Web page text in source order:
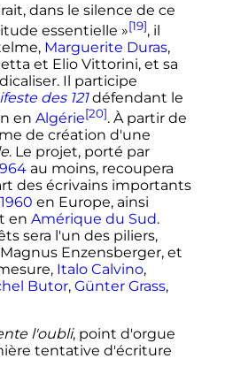
dans le silence de ce
essentielle »[19], il
Marguerite Duras,
et Elio Vittorini, et sa
Il participe
des 121défendant le
en Algérie[20]. À partir de
de création d'une
. Le projet, porté par
au moins, recoupera
des écrivains importants
1960 en Europe, ainsi
en Amérique du Sud.
sera l'un des piliers,
Enzensberger, et
Italo Calvino,
Butor, Günter Grass,
l'oubli, point d'orgue
tentative d'écriture